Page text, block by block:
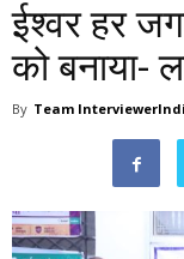
ईश्वर हर
को बनाया-
By Team